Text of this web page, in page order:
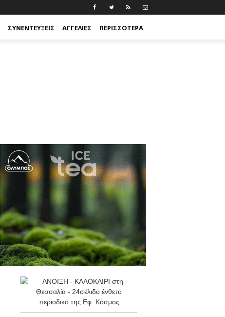
ΣΥΝΕΝΤΕΎΞΕΙΣ ΑΓΓΕΛΊΕΣ ΠΕΡΙΣΣΟΤΕΡΑ